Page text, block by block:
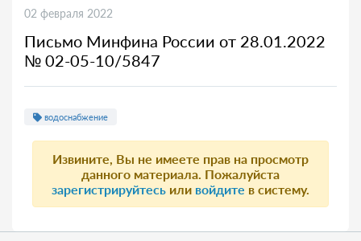
02 февраля 2022
Письмо Минфина России от 28.01.2022
№ 02-05-10/5847
водоснабжение
Извините, Вы не имеете прав на просмотр
данного материала. Пожалуйста
зарегистрируйтесь или войдите в систему.